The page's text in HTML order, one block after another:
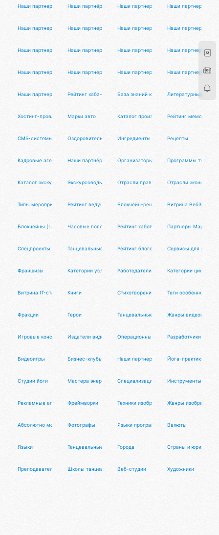
Наши партнеры Наши партнёры Наши партнеры Наши партнеры
Наши партнеры Наши партнеры Наши партнеры Наши партнеры
Наши партнеры Наши партнеры Наши партнеры Наши партнеры
Наши партнеры Наши партнеры Наши партнеры Наши партнеры
Наши партнеры Рейтинг хаба-хаба База знаний криптоиндустрии
Литературные
Хостинг-провайдерыМарки авто Каталог производителейРейтинг мемов
CMS-системы Оздоровительные практикиИнгредиенты блюд Рецепты
Кадровые агентстваНаши партнёры Организаторы туровПрограммы туров
Каталог экскурсий Экскурсоводы Отрасли права Отрасли экономики
Типы мероприятий Рейтинг ведущих Блокчейн-решения Витрина Веб3-
Блокчейны (LAYER-1)Часовые пояса Рейтинг хабов Партнеры Маркетун
Спецпроекты Танцевальные фотографыРейтинг блогеров Сервисы для
Франшизы Категории услуг Работодатели Категории
Витрина IT-стартаповКниги Стихотворения Теги особенностей
Фракции Герои Танцевальные диджеиЖанры видеоигр
Игровые консоли Издатели видеоигр Операционные системыРазработчики
Видеоигры Бизнес-клубы Наши партнеры Йога-практики
Студии йоги Мастера энергопрактикСпециализации Инструменты для
Рекламные агентстваФреймворки Техники изобразительного искусства
Жанры
Абсолютно мощный рейтинг
Фотографы Языки программирования и разметки
Валюты
Языки Танцевальные направления
Города Страны и
Преподаватели танцевШколы танцев Веб-студии Художники